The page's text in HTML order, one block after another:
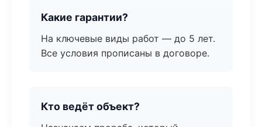
Какие гарантии?
На ключевые виды работ — до 5 лет.
Все условия прописаны в договоре.
Кто ведёт объект?